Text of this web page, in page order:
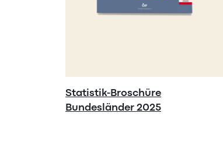
Statistik-Broschüre
Bundesländer 2025